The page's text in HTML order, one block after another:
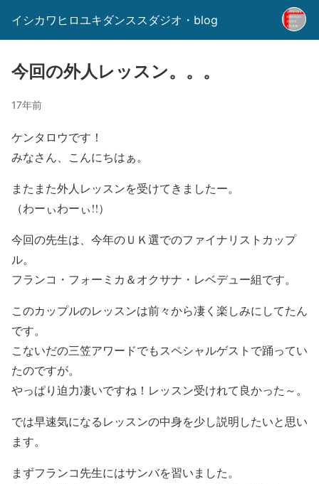
イシカワヒロユキダンススダジオ・blog
今回の外人レッスン。。。
17年前
ケンタロウです！
みなさん、こんにちはぁ。
またまた外人レッスンを受けてきましたー。
（わーぃわーぃ!!）
今回の先生は、今年のＵＫ選でのファイナリストカップ
ル。
フランコ・フォーミカ＆オクサナ・レベデュー組です。
このカップルのレッスンは前々から凄く楽しみにしてたん
です。
こないだの三笠アワードでもスペシャルゲストで踊ってい
たのですが。
やっぱり迫力凄いですね！レッスン受けれて良かった～。
では早速気になるレッスンの中身を少し説明したいと思い
ます。
まずフランコ先生にはサンバを習いました。